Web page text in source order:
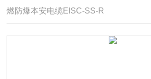
燃防爆本安电缆EISC-SS-R